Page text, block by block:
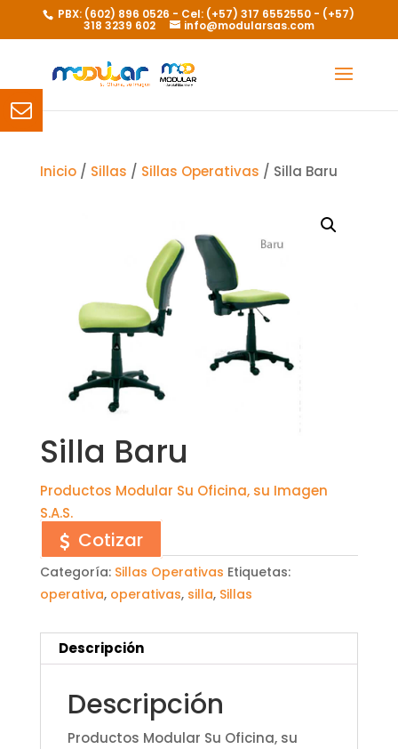
PBX: (602) 896 0526 - Cel: (+57) 317 6552550 - (+57)
318 3239 602 info@modularsas.com
Inicio/ Sillas / Sillas Operativas / Silla Baru
Silla Baru
Productos Modular Su Oficina, su Imagen
S.A.S.
Cotizar
Categoría: Sillas Operativas Etiquetas:
operativa, operativas, silla, Sillas
Descripción
Descripción
Productos Modular Su Oficina, su